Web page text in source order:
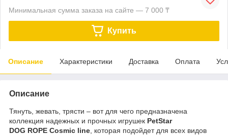
Минимальная сумма заказа на сайте — 7 000 ₸
Купить
Описание Характеристики Доставка Оплата
Описание
Тянуть, жевать, трясти – вот для чего предназначена
коллекция надежных и прочных игрушек PetStar
DOG ROPE Cosmic line , которая подойдет для всех видов